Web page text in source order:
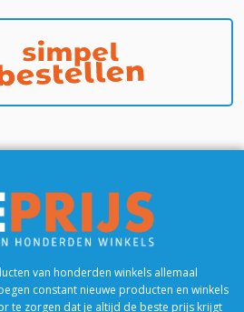
van honderden winkels allemaal
constant nieuwe producten en winkels
te zorgen dat je altijd de beste prijs krijgt